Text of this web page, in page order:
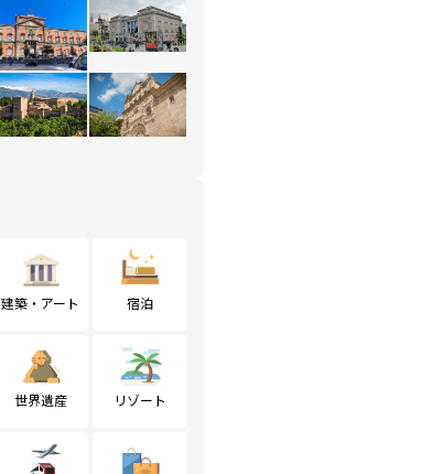
建築・アート 宿泊
世界遺産 リゾート